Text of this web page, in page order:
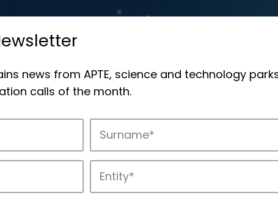
news from APTE, science and technology
calls of the month.